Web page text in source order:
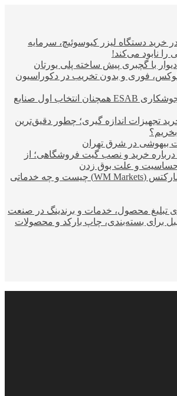
در خرید دستگاه لیزر کیوسوئیچ، سرمایه
را نابود می‌کند!
دیوار با گچبری پیش ساخته پلی یورتان
فوری و بدون تخریب در دکوراسیون
چرا محصولات جوشکاری ESAB همچنان انتخاب اول صنایع
تجهیزات اندازه گیری؛ چطور دقیق‌ترین
بخریم؟
بیهوشی در شرق تهران
درباره خرید و نصب گیت فروشگاهی؛ از
حساسیت و علت بوق زدن
بروکر دبلیو ام مارکتس (WM Markets) چیست و چه خدماتی
تبلیغ محصول، خدمات و برندینگ در صنعت
برای بسته‌بندی، چاپ بارکد و محصولات